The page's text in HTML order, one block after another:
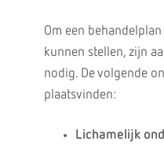
Om een
kunnen stellen, zijn
nodig. De volgende
plaatsvinden:
Lichamelijk